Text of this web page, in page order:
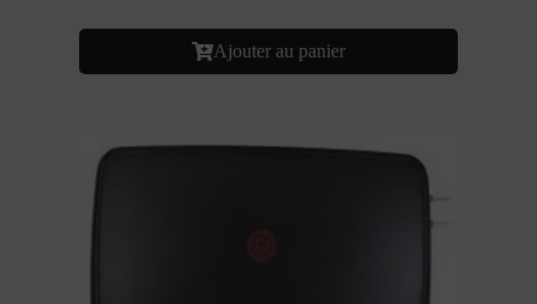
Ajouter au panier